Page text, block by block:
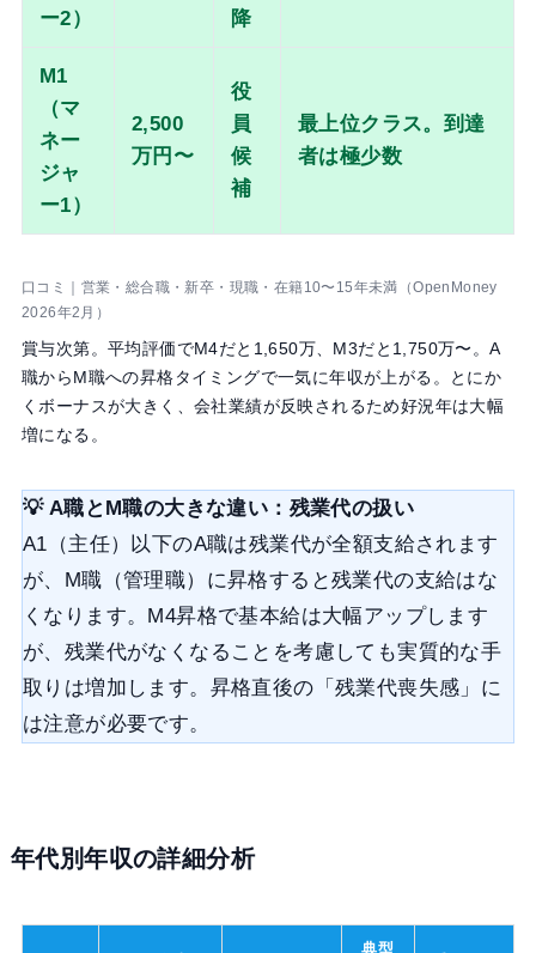
ー2）
降
M1
（マ
ネー
ジャ
ー1）
2,500
万円〜
役
員
候
補
最上位クラス。到達
者は極少数
口コミ｜営業・総合職・新卒・現職・在籍10〜15年未満（OpenMoney
2026年2月）
賞与次第。平均評価でM4だと1,650万、M3だと1,750万〜。A
職からM職への昇格タイミングで一気に年収が上がる。とにか
くボーナスが大きく、会社業績が反映されるため好況年は大幅
増になる。
💡 A職とM職の大きな違い：残業代の扱い
A1（主任）以下のA職は残業代が全額支給されます
が、M職（管理職）に昇格すると残業代の支給はな
くなります。M4昇格で基本給は大幅アップします
が、残業代がなくなることを考慮しても実質的な手
取りは増加します。昇格直後の「残業代喪失感」に
は注意が必要です。
年代別年収の詳細分析
典型